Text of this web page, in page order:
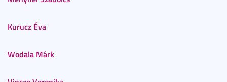
Kurucz Éva
Wodala Márk